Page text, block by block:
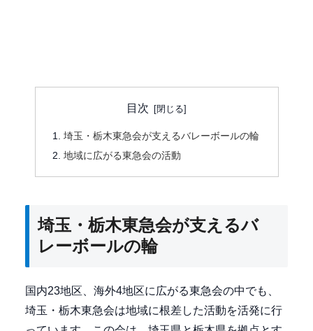
目次
埼玉・栃木東急会が支えるバレーボールの輪
地域に広がる東急会の活動
埼玉・栃木東急会が支えるバ
レーボールの輪
国内23地区、海外4地区に広がる東急会の中でも、
埼玉・栃木東急会は地域に根差した活動を活発に行